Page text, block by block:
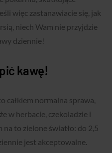
więc zastanawiacie się, jak
niech Wam nie przyjdzie
dziennie!
kawę!
całkiem normalna sprawa,
w herbacie, czekoladzie i
to zielone światło: do 2,5
jest akceptowalne.